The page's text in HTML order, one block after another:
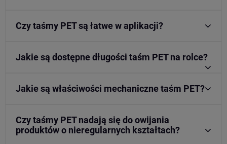
Czy taśmy PET są łatwe w aplikacji?
Jakie są dostępne długości taśm PET na rolce?
Jakie są właściwości mechaniczne taśm PET?
Czy taśmy PET nadają się do owijania
produktów o nieregularnych kształtach?